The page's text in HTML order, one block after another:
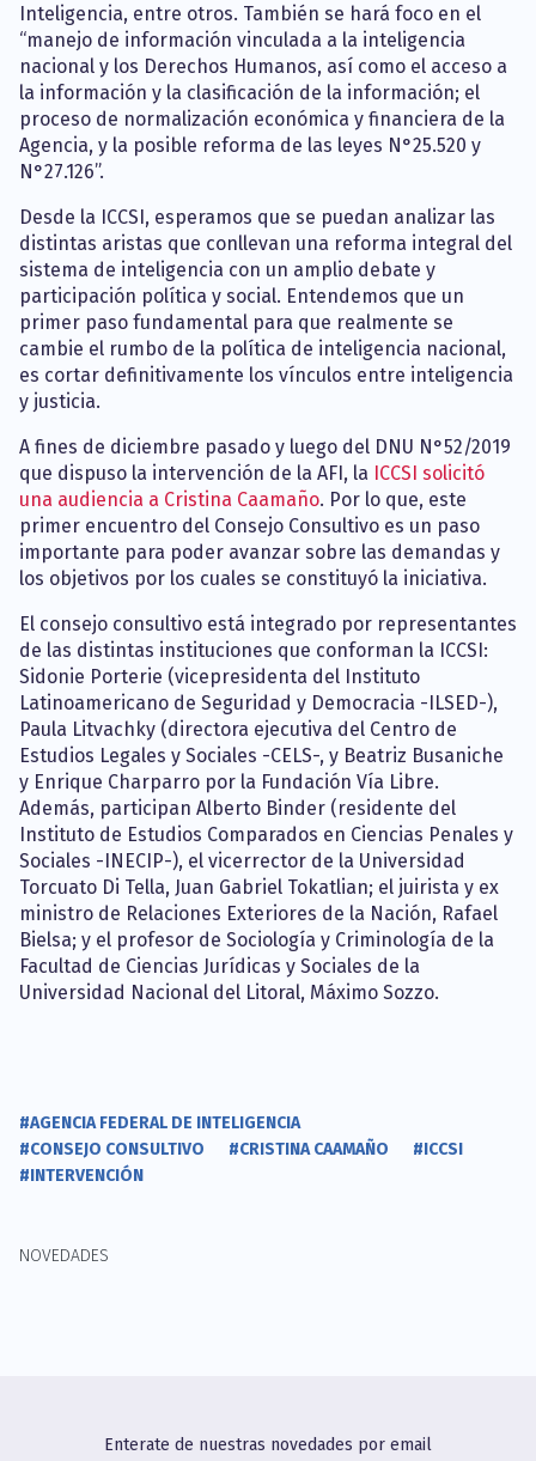
Inteligencia, entre otros. También se hará foco en el
“manejo de información vinculada a la inteligencia
nacional y los Derechos Humanos, así como el acceso a
la información y la clasificación de la información; el
proceso de normalización económica y financiera de la
Agencia, y la posible reforma de las leyes N°25.520 y
N°27.126”.
Desde la ICCSI, esperamos que se puedan analizar las
distintas aristas que conllevan una reforma integral del
sistema de inteligencia con un amplio debate y
participación política y social. Entendemos que un
primer paso fundamental para que realmente se
cambie el rumbo de la política de inteligencia nacional,
es cortar definitivamente los vínculos entre inteligencia
y justicia.
A fines de diciembre pasado y luego del DNU N°52/2019
que dispuso la intervención de la AFI, la ICCSI solicitó
una audiencia a Cristina Caamaño. Por lo que, este
primer encuentro del Consejo Consultivo es un paso
importante para poder avanzar sobre las demandas y
los objetivos por los cuales se constituyó la iniciativa.
El consejo consultivo está integrado por representantes
de las distintas instituciones que conforman la ICCSI:
Sidonie Porterie (vicepresidenta del Instituto
Latinoamericano de Seguridad y Democracia -ILSED-),
Paula Litvachky (directora ejecutiva del Centro de
Estudios Legales y Sociales -CELS-, y Beatriz Busaniche
y Enrique Charparro por la Fundación Vía Libre.
Además, participan Alberto Binder (residente del
Instituto de Estudios Comparados en Ciencias Penales y
Sociales -INECIP-), el vicerrector de la Universidad
Torcuato Di Tella, Juan Gabriel Tokatlian; el juirista y ex
ministro de Relaciones Exteriores de la Nación, Rafael
Bielsa; y el profesor de Sociología y Criminología de la
Facultad de Ciencias Jurídicas y Sociales de la
Universidad Nacional del Litoral, Máximo Sozzo.
#AGENCIA FEDERAL DE INTELIGENCIA
#CONSEJO CONSULTIVO
#CRISTINA CAAMAÑO
#ICCSI
#INTERVENCIÓN
NOVEDADES
Enterate de nuestras novedades por email